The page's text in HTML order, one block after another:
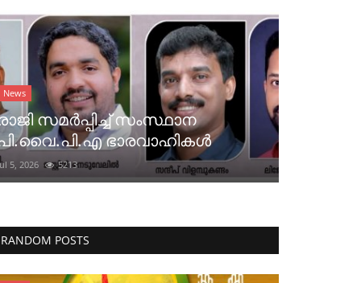
News
സമർപ്പിച്ച് സംസ്ഥാന
ഭാരവാഹികൾ
5, 2026 5213
RANDOM POSTS